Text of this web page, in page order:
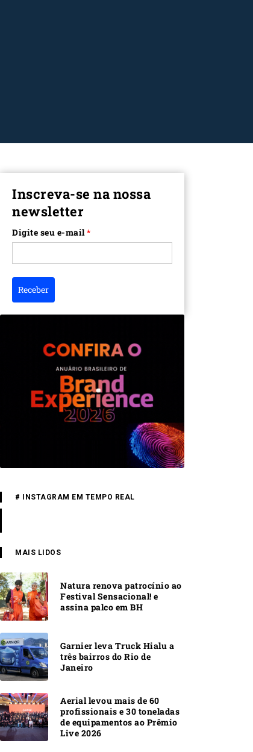
Inscreva-se na nossa
newsletter
Digite seu e-mail*
Receber
# INSTAGRAM EM TEMPO REAL
MAIS LIDOS
Natura renova patrocínio ao
Festival Sensacional! e
assina palco em BH
Garnier leva Truck Hialu a
três bairros do Rio de
Janeiro
Aerial levou mais de 60
profissionais e 30 toneladas
de equipamentos ao Prêmio
Live 2026